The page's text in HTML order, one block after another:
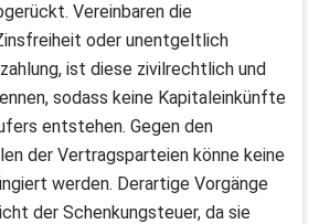
Vereinbaren die
oder unentgeltlich
ist diese zivilrechtlich und
sodass keine Kapitaleinkünfte
entstehen. Gegen den
der Vertragsparteien könne keine
werden. Derartige Vorgänge
der Schenkungsteuer, da sie